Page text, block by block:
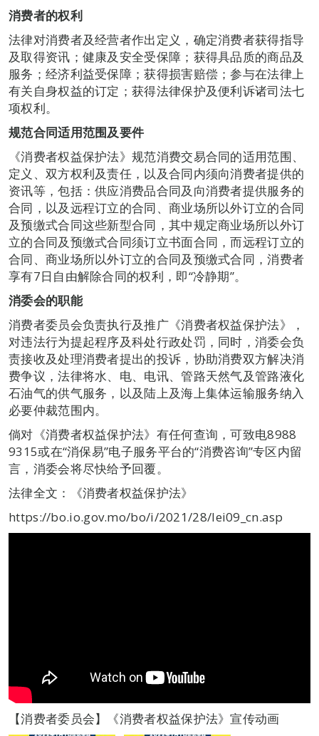
消费者的权利
法律对消费者及经营者作出定义，确定消费者获得指导
及取得资讯；健康及安全受保障；获得具品质的商品及
服务；经济利益受保障；获得损害赔偿；参与在法律上
有关自身权益的订定；获得法律保护及便利诉诸司法七
项权利。
规范合同适用范围及要件
《消费者权益保护法》规范消费交易合同的适用范围、
定义、双方权利及责任，以及合同内须向消费者提供的
资讯等，包括：供应消费品合同及向消费者提供服务的
合同，以及远程订立的合同、商业场所以外订立的合同
及预缴式合同这些新型合同，其中规定商业场所以外订
立的合同及预缴式合同须订立书面合同，而远程订立的
合同、商业场所以外订立的合同及预缴式合同，消费者
享有7日自由解除合同的权利，即“冷静期”。
消委会的职能
消费者委员会负责执行及推广《消费者权益保护法》，
对违法行为提起程序及科处行政处罚，同时，消委会负
责接收及处理消费者提出的投诉，协助消费双方解决消
费争议，法律将水、电、电讯、管路天然气及管路液化
石油气的供气服务，以及陆上及海上集体运输服务纳入
必要仲裁范围内。
倘对《消费者权益保护法》有任何查询，可致电8988
9315或在“消保易”电子服务平台的“消费咨询”专区内留
言，消委会将尽快给予回覆。
法律全文：《消费者权益保护法》
https://bo.io.gov.mo/bo/i/2021/28/lei09_cn.asp
【消费者委员会】《消费者权益保护法》宣传动画